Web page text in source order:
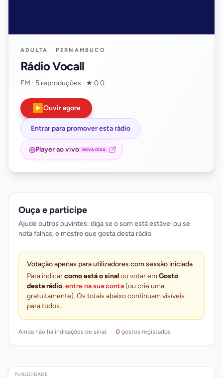
ADULTA · PERNAMBUCO
Rádio Vocall
FM · 5 reproduções · ★ 0.0
▶ Ouvir agora
Entrar para promover esta rádio
◎Player ao vivo NOVA GUIA
Ouça e participe
Ajude outros ouvintes: diga se o som está estável ou se
nota falhas, e mostre que gosta desta rádio.
Votação apenas para utilizadores com sessão iniciada
Para indicarcomo está o sinalou votar emGosto
desta rádio,entre na sua conta(ou crie uma
gratuitamente). Os totais abaixo continuam visíveis
para todos.
Ainda não há indicações de sinal. · 0 gostos registados
PUBLICIDADE